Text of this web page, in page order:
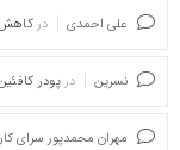
علی احمدی در کاهش
نسرین در پودر
مهران محمدپور سرای